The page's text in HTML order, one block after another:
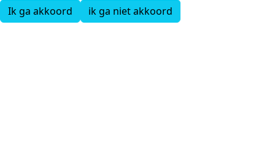
Ik ga akkoord ik ga niet akkoord